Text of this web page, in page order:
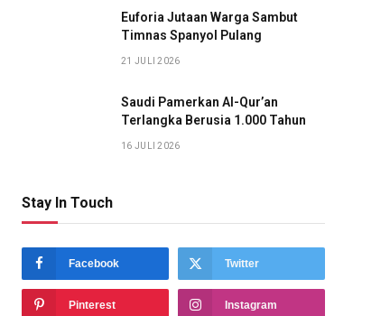
Euforia Jutaan Warga Sambut
Timnas Spanyol Pulang
21 JULI 2026
Saudi Pamerkan Al-Qur’an
Terlangka Berusia 1.000 Tahun
16 JULI 2026
Stay In Touch
Facebook Twitter
Pinterest Instagram